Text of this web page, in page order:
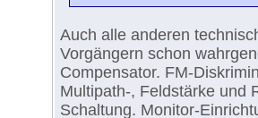
Auch alle anderen
Vorgängern schon
Compensator. FM-
Multipath-, Feldstärke und
Schaltung. Monitor-